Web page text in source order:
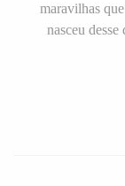
maravilhas
nasceu